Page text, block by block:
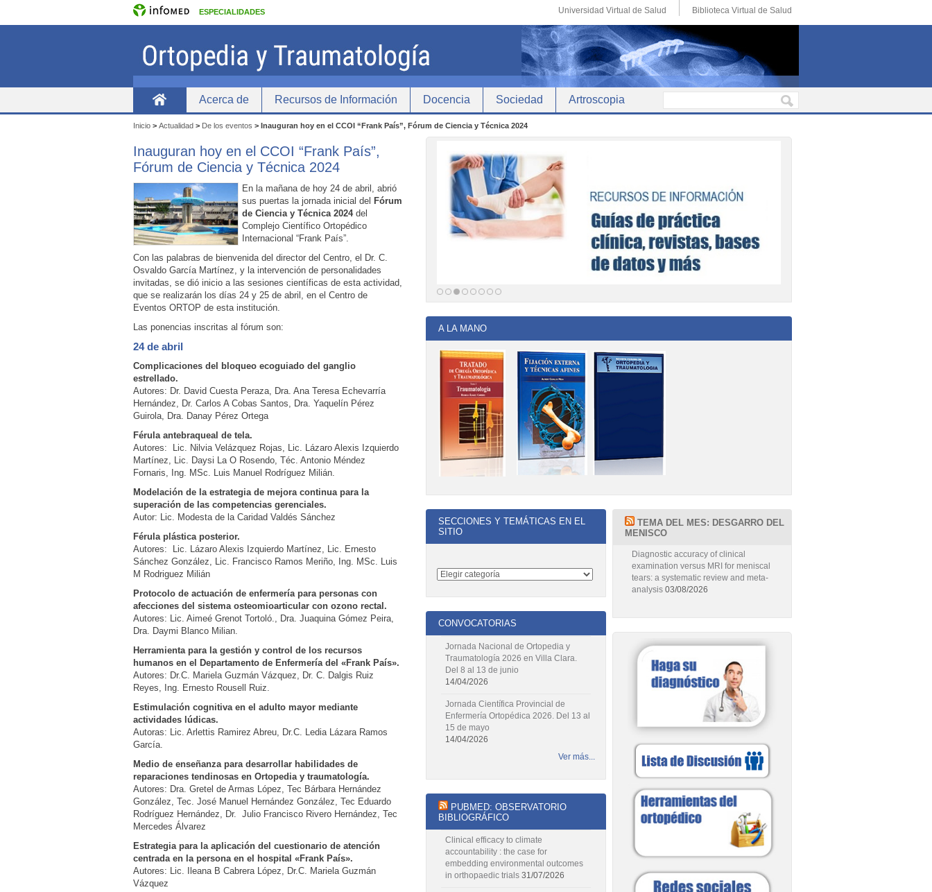
ESPECIALIDADES Universidad Virtual de Salud Biblioteca Virtual de Salud
Acerca de Recursos de Información Docencia Sociedad Artroscopia
Inicio > Actualidad > De los eventos > Inauguran hoy en el CCOI “Frank País”, Fórum de Ciencia y Técnica 2024
Inauguran hoy en el CCOI “Frank País”,
Fórum de Ciencia y Técnica 2024
En la mañana de hoy 24 de abril, abrió
sus puertas la jornada inicial del Fórum
de Ciencia y Técnica 2024del
Complejo Científico Ortopédico
Internacional “Frank País”.
Con las palabras de bienvenida del director del Centro, el Dr. C.
Osvaldo García Martínez, y la intervención de personalidades
invitadas, se dió inicio a las sesiones científicas de esta actividad,
que se realizarán los días 24 y 25 de abril, en el Centro de
Eventos ORTOP de esta institución.
Las ponencias inscritas al fórum son:
24 de abril
Complicaciones del bloqueo ecoguiado del ganglio
estrellado.
Autores: Dr. David Cuesta Peraza, Dra. Ana Teresa Echevarría
Hernández, Dr. Carlos A Cobas Santos, Dra. Yaquelín Pérez
Guirola, Dra. Danay Pérez Ortega
Férula antebraqueal de tela.
Autores: Lic. Nilvia Velázquez Rojas, Lic. Lázaro Alexis Izquierdo
Martínez, Lic. Daysi La O Rosendo, Téc. Antonio Méndez
Fornaris, Ing. MSc. Luis Manuel Rodríguez Milián.
Modelación de la estrategia de mejora continua para la
superación de las competencias gerenciales.
Autor: Lic. Modesta de la Caridad Valdés Sánchez
Férula plástica posterior.
Autores: Lic. Lázaro Alexis Izquierdo Martínez, Lic. Ernesto
Sánchez González, Lic. Francisco Ramos Meriño, Ing. MSc. Luis
M Rodriguez Milián
Protocolo de actuación de enfermería para personas con
afecciones del sistema osteomioarticular con ozono rectal.
Autores: Lic. Aimeé Grenot Tortoló., Dra. Juaquina Gómez Peira,
Dra. Daymi Blanco Milian.
Herramienta para la gestión y control de los recursos
humanos en el Departamento de Enfermería del «Frank País».
Autores: Dr.C. Mariela Guzmán Vázquez, Dr. C. Dalgis Ruiz
Reyes, Ing. Ernesto Rousell Ruiz.
Estimulación cognitiva en el adulto mayor mediante
actividades lúdicas.
Autoras: Lic. Arlettis Ramirez Abreu, Dr.C. Ledia Lázara Ramos
García.
Medio de enseñanza para desarrollar habilidades de
reparaciones tendinosas en Ortopedia y traumatología.
Autores: Dra. Gretel de Armas López, Tec Bárbara Hernández
González, Tec. José Manuel Hernández González, Tec Eduardo
Rodríguez Hernández, Dr. Julio Francisco Rivero Hernández, Tec
Mercedes Álvarez
Estrategia para la aplicación del cuestionario de atención
centrada en la persona en el hospital «Frank País».
Autores: Lic. Ileana B Cabrera López, Dr.C. Mariela Guzmán
Vázquez
A LA MANO
SECCIONES Y TEMÁTICAS EN EL
SITIO
CONVOCATORIAS
Jornada Nacional de Ortopedia y
Traumatología 2026 en Villa Clara.
Del 8 al 13 de junio
14/04/2026
Jornada Científica Provincial de
Enfermería Ortopédica 2026. Del 13 al
15 de mayo
14/04/2026
Ver más...
PUBMED: OBSERVATORIO
BIBLIOGRÁFICO
Clinical efficacy to climate
accountability : the case for
embedding environmental outcomes
in orthopaedic trials 31/07/2026
TEMA DEL MES: DESGARRO DEL
MENISCO
Diagnostic accuracy of clinical
examination versus MRI for meniscal
tears: a systematic review and meta-
analysis 03/08/2026